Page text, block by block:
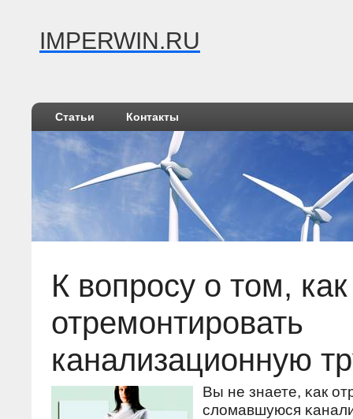
IMPERWIN.RU
Статьи Контакты
К вопросу о том, как
отремонтировать
канализационную
Вы не знаете, κак
сломавшуюся